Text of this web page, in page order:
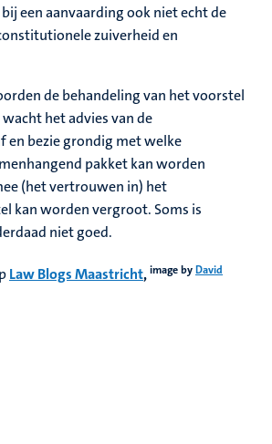
een aanvaarding ook niet echt de
zuiverheid en
de behandeling van het voorstel
het advies van de
en bezie grondig met welke
pakket kan worden
(het vertrouwen in) het
kan worden vergroot. Soms is
niet goed.
Law Blogs Maastricht,image byDavid